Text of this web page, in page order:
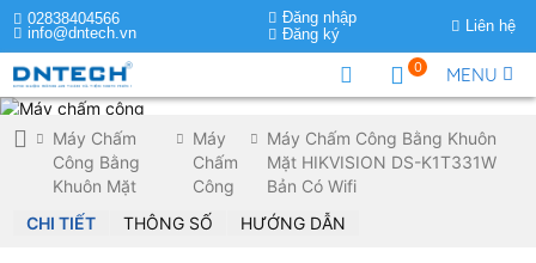
02838404566
info@dntech.vn
Đăng nhập
Đăng ký
Liên hệ
MENU
0
Máy Chấm
Công Bằng
Khuôn Mặt
Máy
Chấm
Công
Máy Chấm Công Bằng Khuôn
Mặt HIKVISION DS-K1T331W
Bản Có Wifi
CHI TIẾT
THÔNG SỐ HƯỚNG DẪN